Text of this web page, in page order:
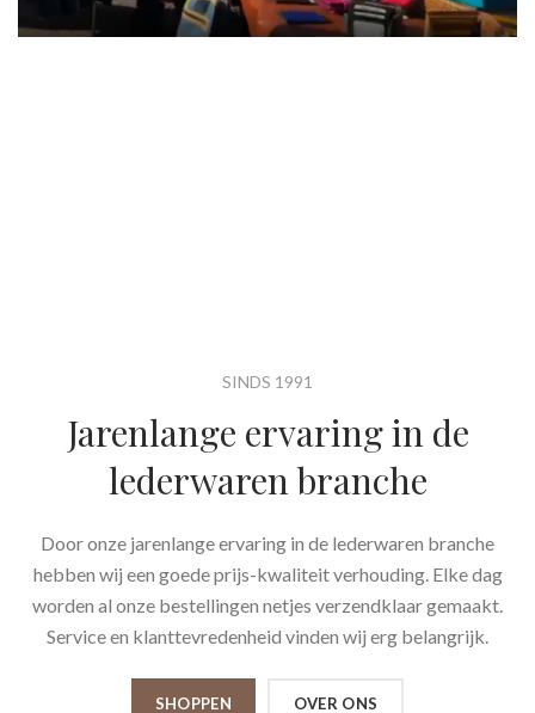
SINDS 1991
Jarenlange ervaring in de
lederwaren branche
Door onze jarenlange ervaring in de lederwaren branche
hebben wij een goede prijs-kwaliteit verhouding. Elke dag
worden al onze bestellingen netjes verzendklaar gemaakt.
Service en klanttevredenheid vinden wij erg belangrijk.
SHOPPEN OVER ONS